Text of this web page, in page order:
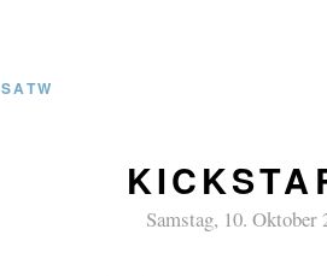
SATW
Samstag, 10. Oktober